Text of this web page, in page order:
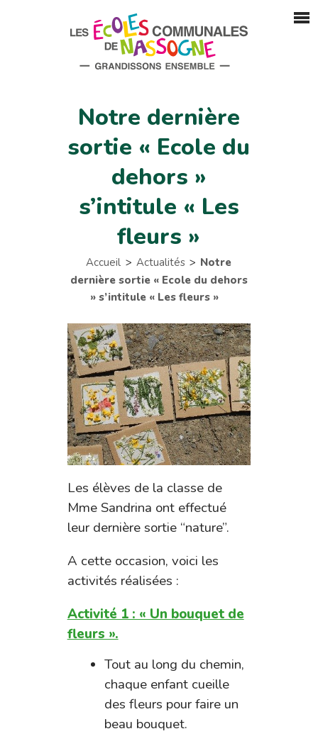
Notre dernière
sortie « Ecole du
dehors »
s’intitule « Les
fleurs »
Accueil Actualités
Notre
dernière sortie « Ecole du dehors
» s’intitule « Les fleurs »
Les élèves de la classe de
Mme Sandrina ont effectué
leur dernière sortie “nature”.
A cette occasion, voici les
activités réalisées :
Activité 1 : « Un bouquet de
fleurs ».
Tout au long du chemin,
chaque enfant cueille
des fleurs pour faire un
beau bouquet.